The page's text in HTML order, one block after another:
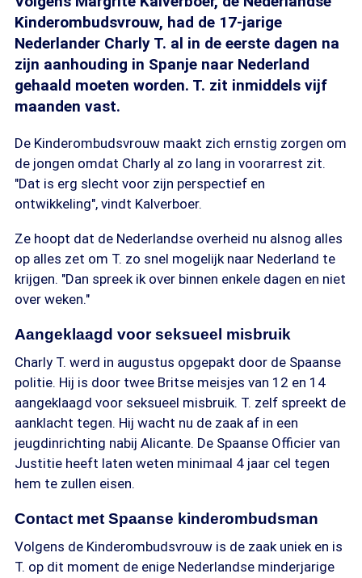
Kinderombudsvrouw, had de 17-jarige
Nederlander Charly T. al in de eerste dagen na
zijn aanhouding in Spanje naar Nederland
gehaald moeten worden. T. zit inmiddels vijf
maanden vast.
De Kinderombudsvrouw maakt zich ernstig zorgen om
de jongen omdat Charly al zo lang in voorarrest zit.
"Dat is erg slecht voor zijn perspectief en
ontwikkeling", vindt Kalverboer.
Ze hoopt dat de Nederlandse overheid nu alsnog alles
op alles zet om T. zo snel mogelijk naar Nederland te
krijgen. "Dan spreek ik over binnen enkele dagen en niet
over weken."
Aangeklaagd voor seksueel misbruik
Charly T. werd in augustus opgepakt door de Spaanse
politie. Hij is door twee Britse meisjes van 12 en 14
aangeklaagd voor seksueel misbruik. T. zelf spreekt de
aanklacht tegen. Hij wacht nu de zaak af in een
jeugdinrichting nabij Alicante. De Spaanse Officier van
Justitie heeft laten weten minimaal 4 jaar cel tegen
hem te zullen eisen.
Contact met Spaanse kinderombudsman
Volgens de Kinderombudsvrouw is de zaak uniek en is
T. op dit moment de enige Nederlandse minderjarige